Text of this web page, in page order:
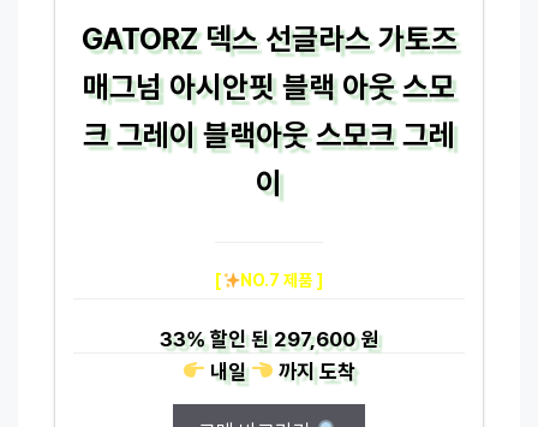
GATORZ 덱스 선글라스 가토즈
매그넘 아시안핏 블랙 아웃 스모
크 그레이 블랙아웃 스모크 그레
이
[ NO.7 제품 ]
33%할인 된297,600 원
내일
까지도착